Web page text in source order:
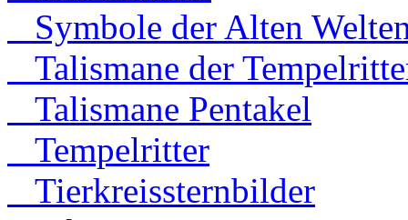
Symbole der Alten
Talismane der
Talismane Pentakel
Tempelritter
Tierkreissternbilder